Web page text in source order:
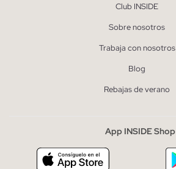
Club INSIDE
Sobre nosotros
Trabaja con nosotros
Blog
Rebajas de verano
App INSIDE Shop